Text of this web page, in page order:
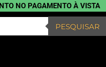
NO PAGAMENTO À VISTA
PESQUISAR